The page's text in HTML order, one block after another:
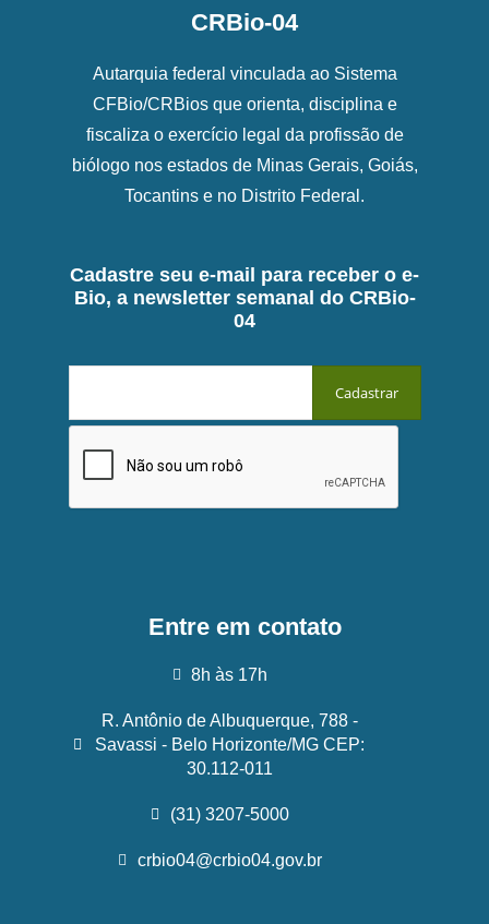
CRBio-04
Autarquia federal vinculada ao Sistema
CFBio/CRBios que orienta, disciplina e
fiscaliza o exercício legal da profissão de
biólogo nos estados de Minas Gerais, Goiás,
Tocantins e no Distrito Federal.
Cadastre seu e-mail para receber o e-
Bio, a newsletter semanal do CRBio-
04
Entre em contato
8h às 17h
R. Antônio de Albuquerque, 788 -
Savassi - Belo Horizonte/MG CEP:
30.112-011
(31) 3207-5000
crbio04@crbio04.gov.br